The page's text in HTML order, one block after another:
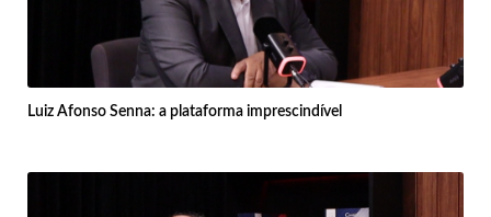
Luiz Afonso Senna: a plataforma imprescindível